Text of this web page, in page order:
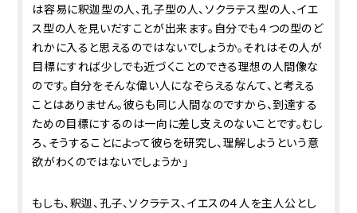
は容易に釈迦型の人、孔子型の人、ソクラテス型の人、イエ
ス型の人を見いだすことが出来ます。自分でも４つの型のど
れかに入ると思えるのではないでしょうか。それはその人が
目標にすれば少しでも近づくことのできる理想の人間像な
のです。自分をそんな偉い人になぞらえるなんて、と考える
ことはありません。彼らも同じ人間なのですから、到達する
ための目標にするのは一向に差し支えのないことです。むし
ろ、そうすることによって彼らを研究し、理解しようという意
欲がわくのではないでしょうか」
もしも、釈迦、孔子、ソクラテス、イエスの４人を主人公とし